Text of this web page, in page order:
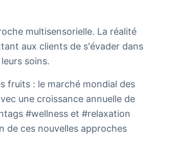
multisensorielle. La réalité
aux clients de s'évader dans
soins.
fruits : le marché mondial des
une croissance annuelle de
#wellness et #relaxation
de ces nouvelles approches